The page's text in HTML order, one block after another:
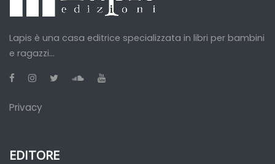
Lapis è una casa editrice specializzata in libri per bambini
e ragazzi...
Privacy
EDITORE